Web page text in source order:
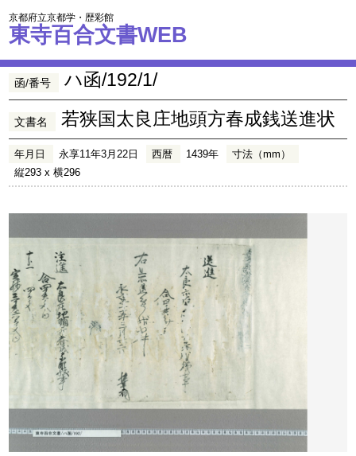
京都府立京都学・歴彩館
東寺百合文書WEB
函/番号 ハ函/192/1/
文書名 若狭国太良庄地頭方春成銭送進状
年月日 永享11年3月22日 西暦 1439年
寸法（mm）
縦293 x 横296